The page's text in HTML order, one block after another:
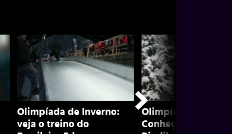
Olimpíada de Inverno:
veja o treino do
Olimpíada de
Conheça Edson